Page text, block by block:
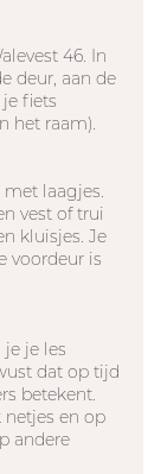
46. In
deur, aan de
fiets
het raam).
laagjes.
vest of trui
kluisjes. Je
voordeur is
je les
dat op tijd
betekent.
en op
andere